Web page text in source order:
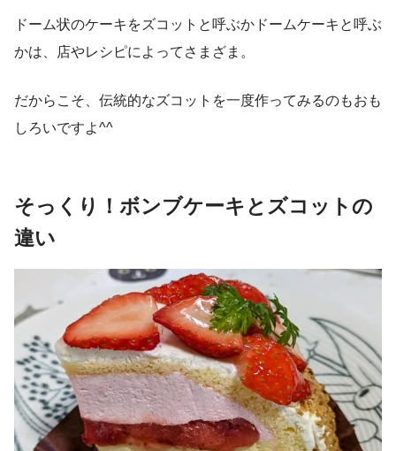
ドーム状のケーキをズコットと呼ぶかドームケーキと呼ぶ
かは、店やレシピによってさまざま。
だからこそ、伝統的なズコットを一度作ってみるのもおも
しろいですよ^^
そっくり！ボンブケーキとズコットの
違い